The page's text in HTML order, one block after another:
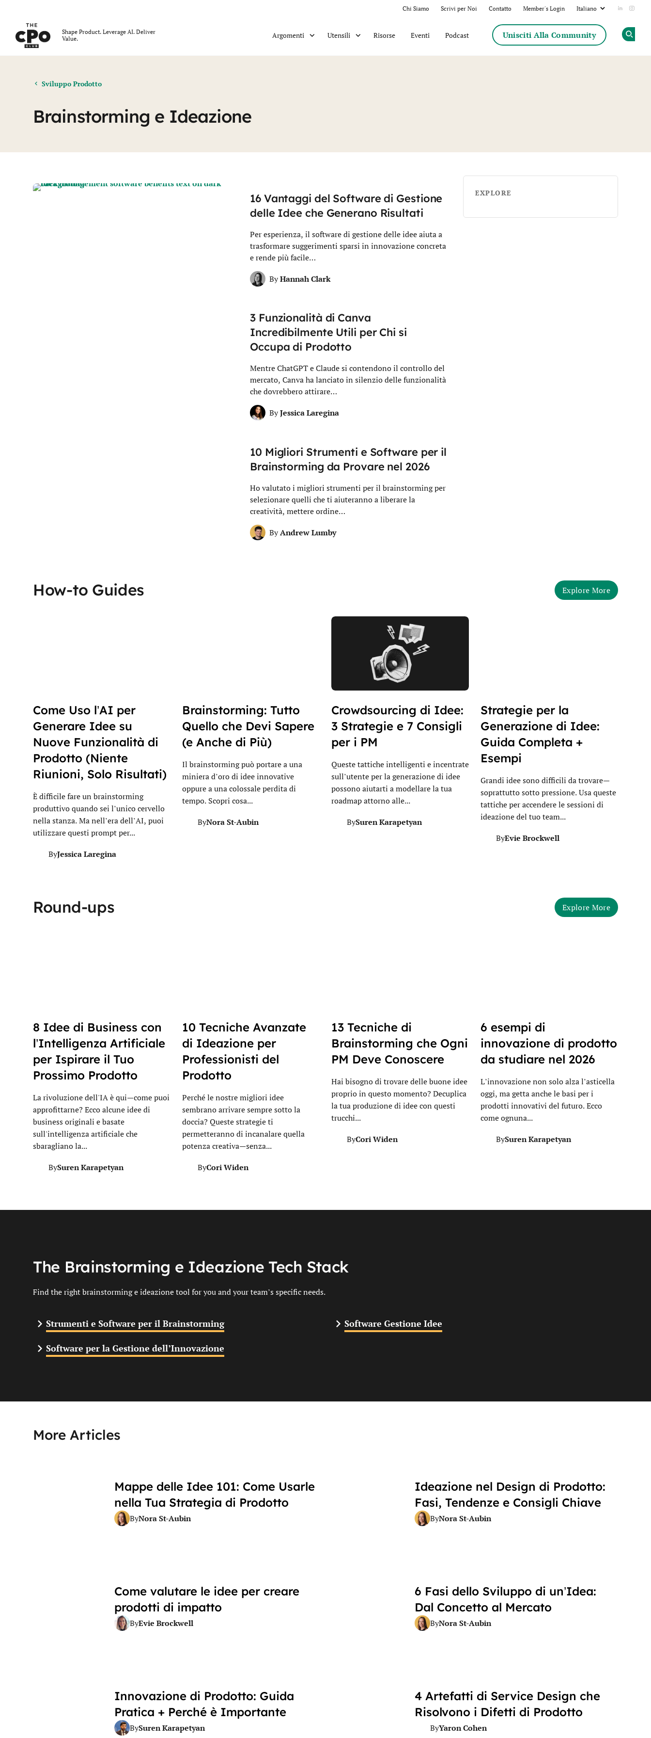
Chi Siamo Scrivi per Noi Contatto Member's Login Add us
Shape Product. Leverage AI. Deliver
Value.
Argomenti Utensili Risorse Eventi Podcast Unisciti Alla Community
Sviluppo Prodotto
Brainstorming e Ideazione
16 Vantaggi del Software di Gestione
delle Idee che Generano Risultati
Per esperienza, il software di gestione delle idee aiuta a
trasformare suggerimenti sparsi in innovazione concreta
e rende più facile…
ByHannah Clark
3 Funzionalità di Canva
Incredibilmente Utili per Chi si
Occupa di Prodotto
Mentre ChatGPT e Claude si contendono il controllo del
mercato, Canva ha lanciato in silenzio delle funzionalità
che dovrebbero attirare…
ByJessica Laregina
10 Migliori Strumenti e Software per il
Brainstorming da Provare nel 2026
Ho valutato i migliori strumenti per il brainstorming per
selezionare quelli che ti aiuteranno a liberare la
creatività, mettere ordine…
ByAndrew Lumby
EXPLORE
How-to Guides Explore More
Come Uso l’AI per
Generare Idee su
Nuove Funzionalità di
Prodotto (Niente
Riunioni, Solo Risultati)
È difficile fare un brainstorming
produttivo quando sei l’unico cervello
nella stanza. Ma nell’era dell’AI, puoi
utilizzare questi prompt per...
ByJessica Laregina
Brainstorming: Tutto
Quello che Devi Sapere
(e Anche di Più)
Il brainstorming può portare a una
miniera d’oro di idee innovative
oppure a una colossale perdita di
tempo. Scopri cosa...
ByNora St-Aubin
Crowdsourcing di Idee:
3 Strategie e 7 Consigli
per i PM
Queste tattiche intelligenti e incentrate
sull’utente per la generazione di idee
possono aiutarti a modellare la tua
roadmap attorno alle...
BySuren Karapetyan
Strategie per la
Generazione di Idee:
Guida Completa +
Esempi
Grandi idee sono difficili da trovare—
soprattutto sotto pressione. Usa queste
tattiche per accendere le sessioni di
ideazione del tuo team...
ByEvie Brockwell
Round-ups Explore More
8 Idee di Business con
l’Intelligenza Artificiale
per Ispirare il Tuo
Prossimo Prodotto
La rivoluzione dell'IA è qui—come puoi
approfittarne? Ecco alcune idee di
business originali e basate
sull'intelligenza artificiale che
sbaragliano la...
BySuren Karapetyan
10 Tecniche Avanzate
di Ideazione per
Professionisti del
Prodotto
Perché le nostre migliori idee
sembrano arrivare sempre sotto la
doccia? Queste strategie ti
permetteranno di incanalare quella
potenza creativa—senza...
ByCori Widen
13 Tecniche di
Brainstorming che Ogni
PM Deve Conoscere
Hai bisogno di trovare delle buone idee
proprio in questo momento? Decuplica
la tua produzione di idee con questi
trucchi...
ByCori Widen
6 esempi di
innovazione di prodotto
da studiare nel 2026
L’innovazione non solo alza l’asticella
oggi, ma getta anche le basi per i
prodotti innovativi del futuro. Ecco
come ognuna...
BySuren Karapetyan
The Brainstorming e Ideazione Tech Stack
Find the right brainstorming e ideazione tool for you and your team’s specific needs.
Strumenti e Software per il Brainstorming
Software Gestione Idee
Software per la Gestione dell’Innovazione
More Articles
Mappe delle Idee 101: Come Usarle
nella Tua Strategia di Prodotto
ByNora St-Aubin
Ideazione nel Design di Prodotto:
Fasi, Tendenze e Consigli Chiave
ByNora St-Aubin
Come valutare le idee per creare
prodotti di impatto
ByEvie Brockwell
6 Fasi dello Sviluppo di un’Idea:
Dal Concetto al Mercato
ByNora St-Aubin
Innovazione di Prodotto: Guida
Pratica + Perché è Importante
BySuren Karapetyan
4 Artefatti di Service Design che
Risolvono i Difetti di Prodotto
ByYaron Cohen